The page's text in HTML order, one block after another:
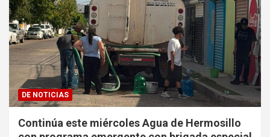
DE NOTICIAS
Continúa este miércoles Agua de Hermosillo